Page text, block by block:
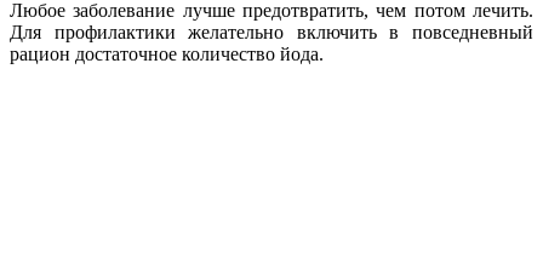
Любое заболевание лучше предотвратить, чем потом лечить.
Для профилактики желательно включить в повседневный
рацион достаточное количество йода.